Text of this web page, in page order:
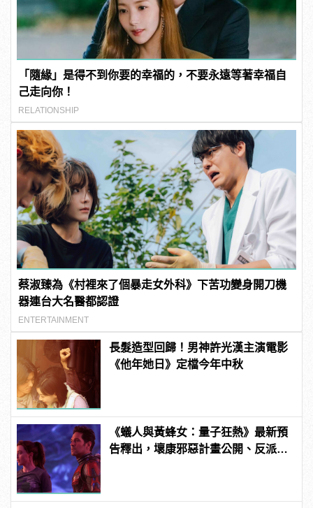
「隨緣」是得不到你要的幸福的，不要永遠等著幸福自
己走向你！
RELATIONSHIP
蔡淑臻為《村裡來了個暴走女外科》下苦功變身開刀機
器連台大名醫都認證
ENTERTAINMENT
長髮造型回歸！男神許光漢主演電影
《他年她日》定檔今年中秋
《蟻人與黃蜂女：量子狂熱》最新預
告釋出，壞康邪惡計畫公開、反派